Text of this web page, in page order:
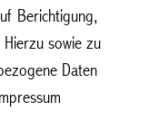
Berichtigung,
sowie zu
Daten